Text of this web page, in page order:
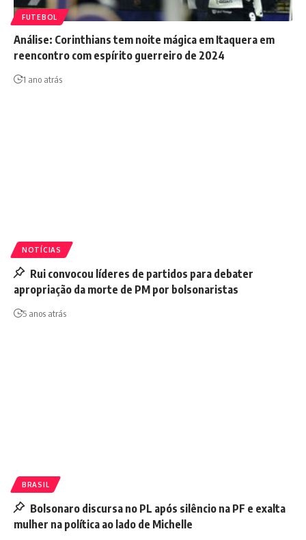
FUTEBOL
Análise: Corinthians tem noite mágica em Itaquera em
reencontro com espírito guerreiro de 2024
1 ano atrás
NOTÍCIAS
Rui convocou líderes de partidos para debater
apropriação da morte de PM por bolsonaristas
5 anos atrás
BRASIL
Bolsonaro discursa no PL após silêncio na PF e exalta
mulher na política ao lado de Michelle